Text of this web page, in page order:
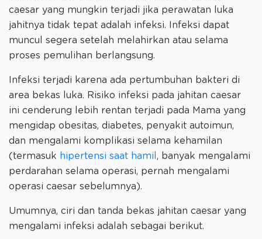
caesar yang mungkin terjadi jika perawatan luka
jahitnya tidak tepat adalah infeksi. Infeksi dapat
muncul segera setelah melahirkan atau selama
proses pemulihan berlangsung.
Infeksi terjadi karena ada pertumbuhan bakteri di
area bekas luka. Risiko infeksi pada jahitan caesar
ini cenderung lebih rentan terjadi pada Mama yang
mengidap obesitas, diabetes, penyakit autoimun,
dan mengalami komplikasi selama kehamilan
(termasuk hipertensi saat hamil , banyak mengalami
perdarahan selama operasi, pernah mengalami
operasi caesar sebelumnya).
Umumnya, ciri dan tanda bekas jahitan caesar yang
mengalami infeksi adalah sebagai berikut.